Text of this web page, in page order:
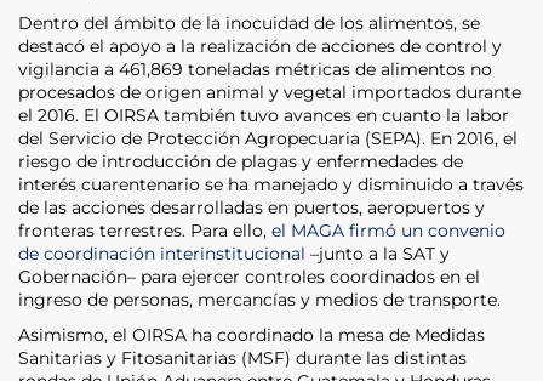
Dentro del ámbito de la inocuidad de los alimentos, se
destacó el apoyo a la realización de acciones de control y
vigilancia a 461,869 toneladas métricas de alimentos no
procesados de origen animal y vegetal importados durante
el 2016. El OIRSA también tuvo avances en cuanto la labor
del Servicio de Protección Agropecuaria (SEPA). En 2016, el
riesgo de introducción de plagas y enfermedades de
interés cuarentenario se ha manejado y disminuido a través
de las acciones desarrolladas en puertos, aeropuertos y
fronteras terrestres. Para ello, el MAGA firmó un convenio
de coordinación interinstitucional –junto a la SAT y
Gobernación– para ejercer controles coordinados en el
ingreso de personas, mercancías y medios de transporte.
Asimismo, el OIRSA ha coordinado la mesa de Medidas
Sanitarias y Fitosanitarias (MSF) durante las distintas